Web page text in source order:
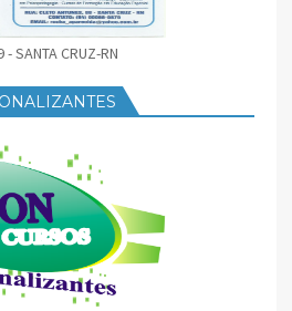
SANTA CRUZ-RN